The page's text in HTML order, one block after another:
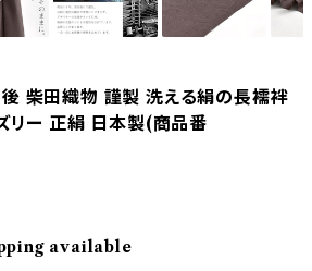
柴田織物 謹製 洗える絹の長襦袢
リー 正絹 日本製(商品番
available